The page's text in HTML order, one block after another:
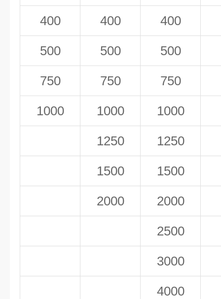
400 400 400
500 500 500
750 750 750
1000 1000 1000
1250 1250
1500 1500
2000 2000
2500
3000
4000